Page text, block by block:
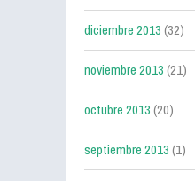
diciembre 2013(32)
noviembre 2013(21)
octubre 2013(20)
septiembre 2013(1)